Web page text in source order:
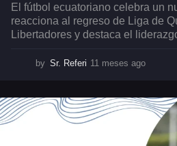
El fútbol ecuatoriano celebra un
reacciona al regreso de Liga de
Libertadores y destaca el
by Sr. Referi 11 meses ago
e
s